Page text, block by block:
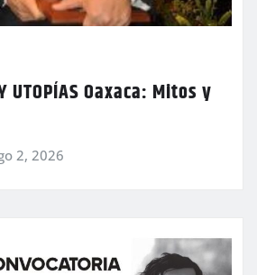
UTOPÍAS Oaxaca: Mitos y
2, 2026